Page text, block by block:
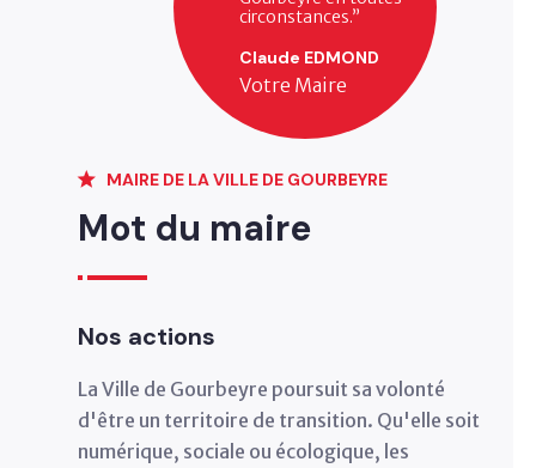
circonstances.”
Claude EDMOND
Votre Maire
MAIRE DE LA VILLE DE GOURBEYRE
Mot du maire
Nos actions
La Ville de Gourbeyre poursuit sa volonté
d'être un territoire de transition. Qu'elle soit
numérique, sociale ou écologique, les
Hommage à TI MANNO
Lire plus